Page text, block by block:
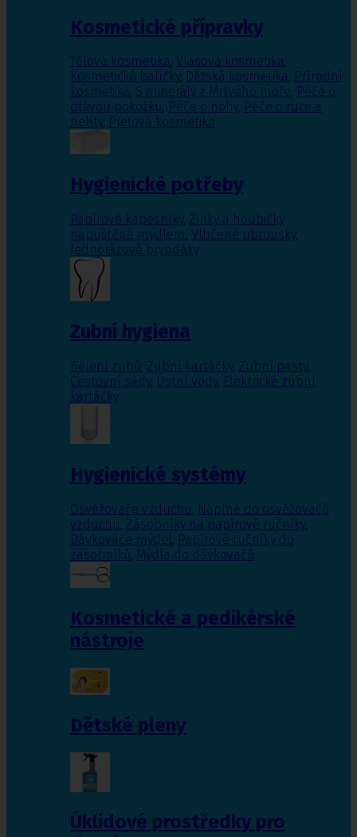
Kosmetické přípravky
Tělová kosmetika, Vlasová kosmetika,
Kosmetické balíčky, Dětská kosmetika, Přírodní
kosmetika, S minerály z Mrtvého moře, Péče o
citlivou pokožku, Péče o nohy, Péče o ruce a
nehty, Pleťová kosmetika
Hygienické potřeby
Papírové kapesníky, Žínky a houbičky
napuštěné mýdlem, Vlhčené ubrousky,
Jednorázové bryndáky
Zubní hygiena
Bělení zubů, Zubní kartáčky, Zubní pasty,
Cestovní sady, Ústní vody, Elektrické zubní
kartáčky
Hygienické systémy
Osvěžovače vzduchu, Náplně do osvěžovačů
vzduchu, Zásobníky na papírové ručníky,
Dávkováče mýdel, Papírové ručníky do
zásobníků, Mýdla do dávkovačů
Kosmetické a pedikérské
nástroje
Dětské pleny
Úklidové prostředky pro